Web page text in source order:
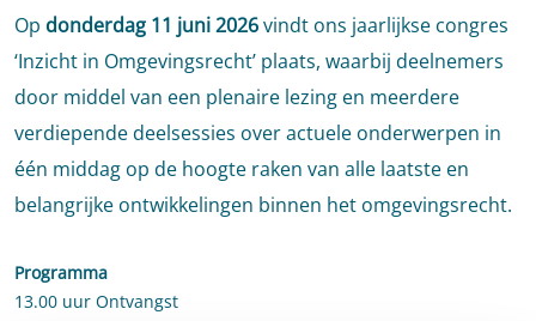
Op donderdag 11 juni 2026vindt ons jaarlijkse congres
‘Inzicht in Omgevingsrecht’ plaats, waarbij deelnemers
door middel van een plenaire lezing en meerdere
verdiepende deelsessies over actuele onderwerpen in
één middag op de hoogte raken van alle laatste en
belangrijke ontwikkelingen binnen het omgevingsrecht.
Programma
13.00 uur Ontvangst